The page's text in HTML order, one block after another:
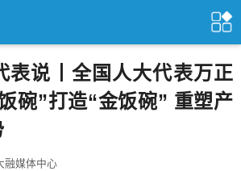
表说丨全国人大代表万正
碗”打造“金饭碗” 重塑产
融媒体中心